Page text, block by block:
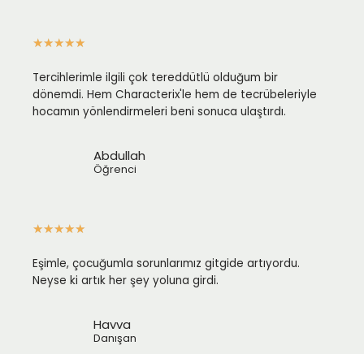
★★★★★
Tercihlerimle ilgili çok tereddütlü olduğum bir
dönemdi. Hem Characterix'le hem de tecrübeleriyle
hocamın yönlendirmeleri beni sonuca ulaştırdı.
Abdullah
Öğrenci
★★★★★
Eşimle, çocuğumla sorunlarımız gitgide artıyordu.
Neyse ki artık her şey yoluna girdi.
Havva
Danışan